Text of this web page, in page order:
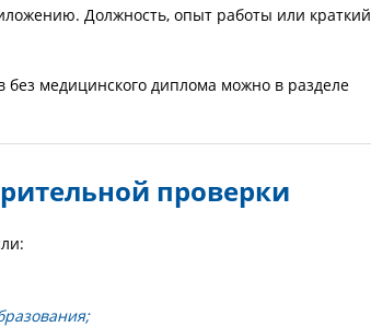
Должность, опыт работы или краткий
медицинского диплома можно в разделе
проверки